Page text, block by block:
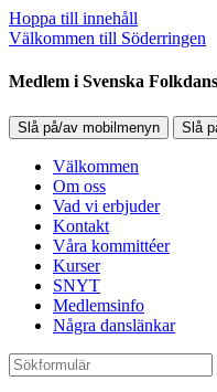
Hoppa till innehåll
Välkommen till Söderringen
Medlem i Svenska
Slå på/av mobilmenyn Slå
Välkommen
Om oss
Vad vi erbjuder
Kontakt
Våra kommittéer
Kurser
SNYT
Medlemsinfo
Några danslänkar